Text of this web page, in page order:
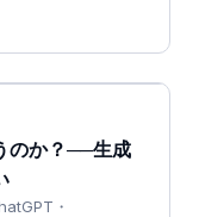
のか？──生成
・